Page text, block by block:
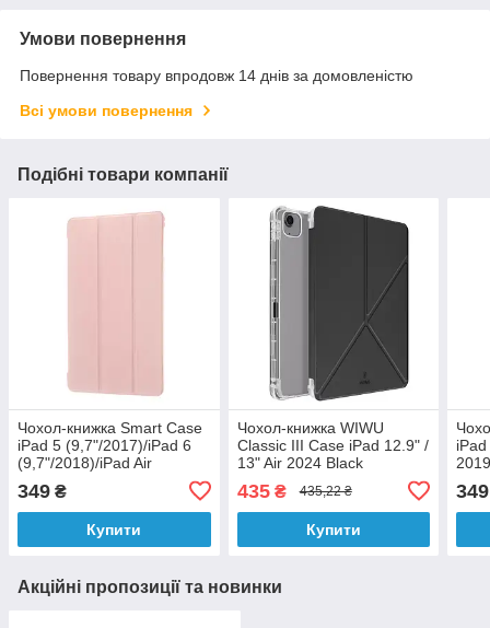
Умови повернення
Повернення товару впродовж 14 днів за домовленістю
Всі умови повернення
Подібні товари компанії
Чохол-книжка Smart Case
iPad 5 (9,7"/2017)/iPad 6
(9,7"/2018)/iPad Air
Sand
349 ₴
Купити
Чохол-книжка WIWU
Classic III Case iPad 12.9" /
13" Air 2024 Black
435₴ 435,22 ₴
Купити
349
Акційні пропозиції та новинки